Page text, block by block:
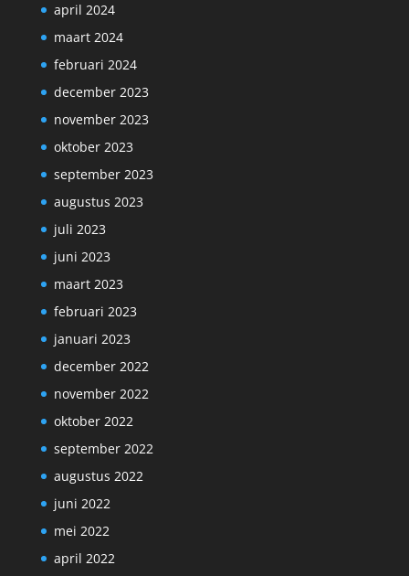
april 2024
maart 2024
februari 2024
december 2023
november 2023
oktober 2023
september 2023
augustus 2023
juli 2023
juni 2023
maart 2023
februari 2023
januari 2023
december 2022
november 2022
oktober 2022
september 2022
augustus 2022
juni 2022
mei 2022
april 2022